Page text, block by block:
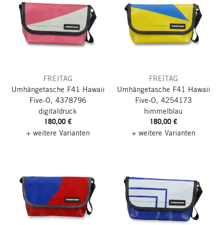
FREITAG
Umhängetasche F41 Hawaii
Five-O, 4378796
digitaldruck
180,00 €
+ weitere Varianten
FREITAG
Umhängetasche F41 Hawaii
Five-O, 4254173
himmelblau
180,00 €
+ weitere Varianten